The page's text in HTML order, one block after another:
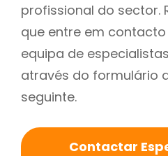
profissional do sector.
que entre em
equipa de
através do formulário
seguinte.
Contactar